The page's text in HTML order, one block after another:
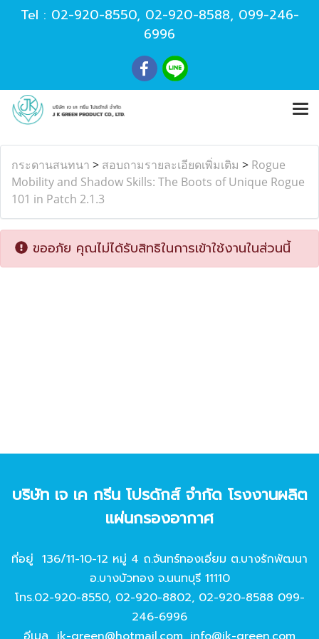
Tel : 02-920-8550, 02-920-8588, 099-246-
6996
กระดานสนทนา > สอบถามรายละเอียดเพิ่มเติม > Rogue
Mobility and Shadow Skills: The Boots of Unique Rogue
101 in Patch 2.1.3
ขออภัย คุณไม่ได้รับสิทธิในการเข้าใช้งานในส่วนนี้
บริษัท เจ เค กรีน โปรดักส์ จํากัด โรงงานผลิต
แผ่นกรองอากาศ
ที่อยู่ 136/11-10-12 หมู่ 4 ถ.จันทร์ทองเอี่ยม ต.บางรักพัฒนา
อ.บางบัวทอง จ.นนทบุรี 11110
โทร.02-920-8550, 02-920-8802, 02-920-8588 099-
246-6996